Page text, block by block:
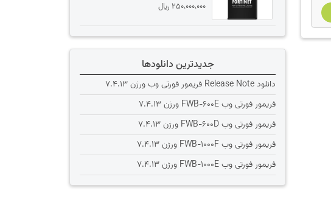
250،000،000 ﷼
جدیدترین دانلودها
دانلود Release Note فریمور فورتی وب ورژن 7.4.13
فریمور فورتی وب FWB-600E ورژن 7.4.13
فریمور فورتی وب FWB-600D ورژن 7.4.13
فریمور فورتی وب FWB-1000F ورژن 7.4.13
فریمور فورتی وب FWB-1000E ورژن 7.4.13